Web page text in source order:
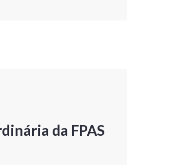
da FPAS